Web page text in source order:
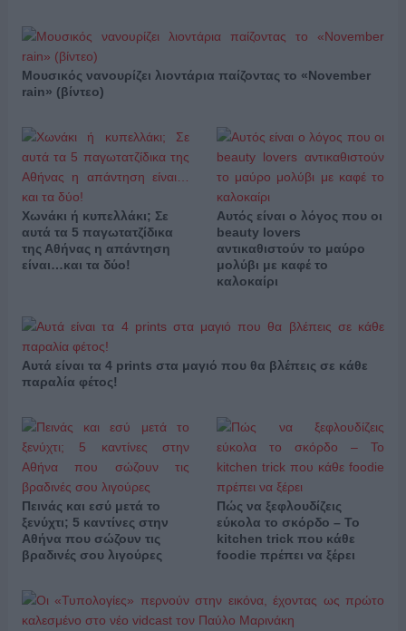
Μουσικός νανουρίζει λιοντάρια παίζοντας το «November
rain» (βίντεο)
Χωνάκι ή κυπελλάκι; Σε
αυτά τα 5 παγωτατζίδικα
της Αθήνας η απάντηση
είναι…και τα δύο!
Αυτός είναι ο λόγος που οι
beauty lovers
αντικαθιστούν το μαύρο
μολύβι με καφέ το
καλοκαίρι
Αυτά είναι τα 4 prints στα μαγιό που θα βλέπεις σε κάθε
παραλία φέτος!
Πεινάς και εσύ μετά το
ξενύχτι; 5 καντίνες στην
Αθήνα που σώζουν τις
βραδινές σου λιγούρες
Πώς να ξεφλουδίζεις
εύκολα το σκόρδο – Το
kitchen trick που κάθε
foodie πρέπει να ξέρει